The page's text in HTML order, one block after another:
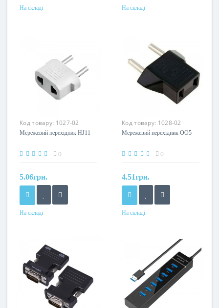
На складі На складі
Код товару: 1027-02
Мережевий перехідник HJ11
0
5.06грн.
На складі
Код товару: 1028-02
Мережевий перехідник OO5
0
4.51грн.
На складі